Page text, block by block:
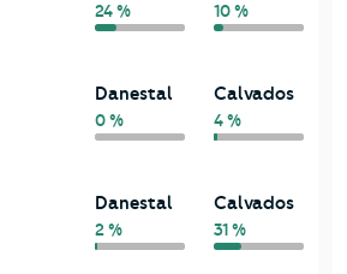
24 % 10 %
Danestal
0 %
Calvados
4 %
Danestal
2 %
Calvados
31 %